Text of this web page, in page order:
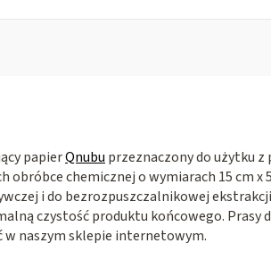
papierQnubu przeznaczony do użytku z
chemicznej o wymiarach 15 cm x
i do bezrozpuszczalnikowej ekstrakcji
czystość produktu końcowego. Prasy
w naszym sklepie internetowym.